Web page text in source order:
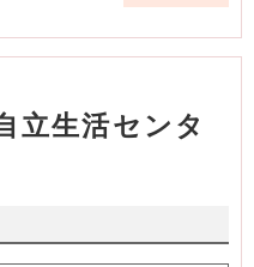
立生活センタ